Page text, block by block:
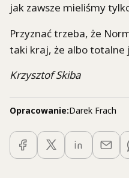
jak zawsze mieliśmy
Przyznać trzeba, że
taki kraj, że albo totalne
Krzysztof Skiba
Opracowanie:Darek Frach